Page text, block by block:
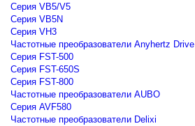
Cерия VB5/V5
Cерия VB5N
Cерия VH3
Частотные преобразователи Anyhertz Drive
Серия FST-500
Серия FST-650S
Серия FST-800
Частотные преобразователи AUBO
Серия AVF580
Частотные преобразователи Delixi